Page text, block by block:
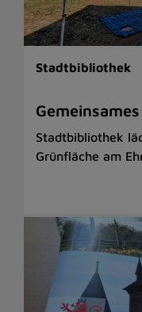
Stadtbibliothek
Stadtbibliothek
Grünfläche am